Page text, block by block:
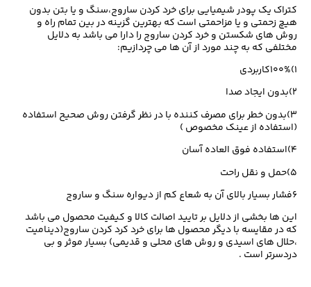
کتراک یک پودر شیمیایی برای خرد کردن ساروج،سنگ و یا بتن بدون
هیچ زحمتی و یا مزاحمتی است که بهترین گزینه در بین تمام راه و
روش های شکستن و خرد کردن ساروج را دارا می باشد به دلایل
مختلفی که به چند مورد از آن ها می چردازیم:
۱)۱۰۰%کاربردی
۲)بدون ایجاد صدا
۳)بدون خطر برای مصرف کننده با در نظر گرفتن روش صحیح استفاده
(استفاده از عینک مخصوص )
۴)استفاده فوق العاده آسان
۵)حمل و نقل راحت
۶فشار بسیار بالای آن به شعاع کم از دیواره سنگ و ساروج
این ها بخشی از دلایل بر تایید اصالت کالا و کیفیت محصول می باشد
که در مقایسه با دیگر محصول ها برای خرد کرد کردن ساروج(دینامیت
،حلال های اسیدی و روش های محلی و قدیمی) بسیار موثر و بی
دردسرتر است .